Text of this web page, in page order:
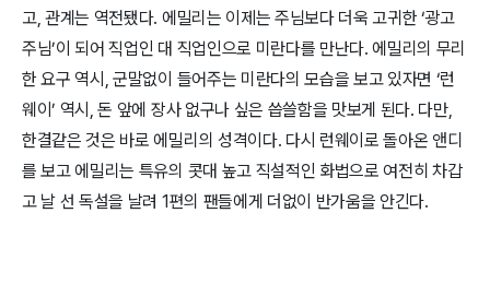
고, 관계는 역전됐다. 에밀리는 이제는 주님보다 더욱 고귀한 ‘광고
주님’이 되어 직업인 대 직업인으로 미란다를 만난다. 에밀리의 무리
한 요구 역시, 군말없이 들어주는 미란다의 모습을 보고 있자면 ‘런
웨이’ 역시, 돈 앞에 장사 없구나 싶은 씁쓸함을 맛보게 된다. 다만,
한결같은 것은 바로 에밀리의 성격이다. 다시 런웨이로 돌아온 앤디
를 보고 에밀리는 특유의 콧대 높고 직설적인 화법으로 여전히 차갑
고 날 선 독설을 날려 1편의 팬들에게 더없이 반가움을 안긴다.